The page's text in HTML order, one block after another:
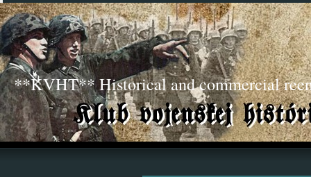
**KVHT** Historical and commercial